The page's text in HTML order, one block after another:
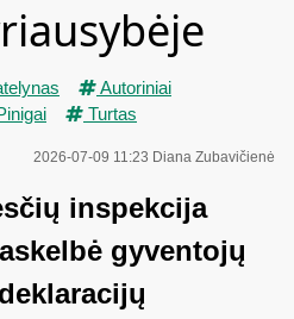
Autoriniai
Turtas
2026-07-09 11:23 Diana Zubavičienė
inspekcija
gyventojų